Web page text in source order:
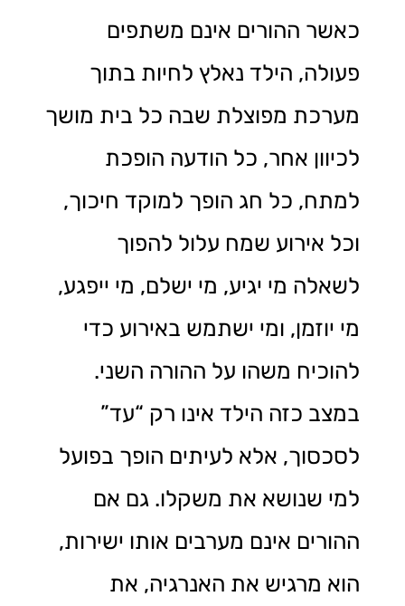
כאשר ההורים אינם משתפים
פעולה, הילד נאלץ לחיות בתוך
מערכת מפוצלת שבה כל בית מושך
לכיוון אחר, כל הודעה הופכת
למתח, כל חג הופך למוקד חיכוך,
וכל אירוע שמח עלול להפוך
לשאלה מי יגיע, מי ישלם, מי ייפגע,
מי יוזמן, ומי ישתמש באירוע כדי
להוכיח משהו על ההורה השני.
במצב כזה הילד אינו רק “עד”
לסכסוך, אלא לעיתים הופך בפועל
למי שנושא את משקלו. גם אם
ההורים אינם מערבים אותו ישירות,
הוא מרגיש את האנרגיה, את